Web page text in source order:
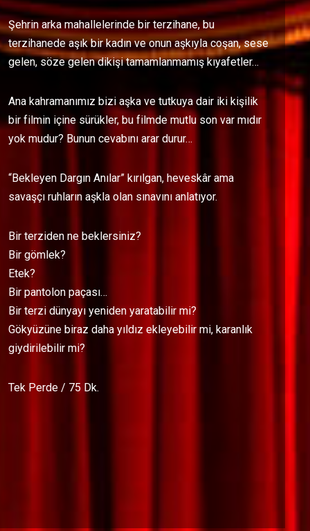
Şehrin arka mahallelerinde bir terzihane, bu
terzihanede aşık bir kadın ve onun aşkıyla coşan, sese
gelen, söze gelen dikişi tamamlanmamış kıyafetler…
Ana kahramanımız bizi aşka ve tutkuya dair iki kişilik
bir filmin içine sürükler, bu filmde mutlu son var mıdır
yok mudur? Bunun cevabını arar durur…
“Bekleyen Dargın Anılar” kırılgan, heveskâr ama
savaşçı ruhların aşkla olan sınavını anlatıyor.
Bir terziden ne beklersiniz?
Bir gömlek?
Etek?
Bir pantolon paçası…
Bir terzi dünyayı yeniden yaratabilir mi?
Gökyüzüne biraz daha yıldız ekleyebilir mi, karanlık
giydirilebilir mi?
Tek Perde / 75 Dk.